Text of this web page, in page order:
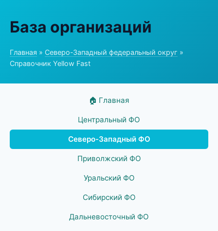
База организаций
Главная » Северо-Западный федеральный округ »
Справочник Yellow Fast
🏠 Главная
Центральный ФО
Северо-Западный ФО
Приволжский ФО
Уральский ФО
Сибирский ФО
Дальневосточный ФО